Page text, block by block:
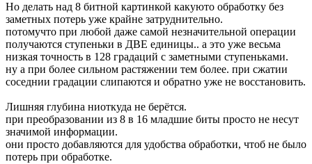
Но делать над 8 битной картинкой какуюто обработку без
заметных потерь уже крайне затруднительно.
потомучто при любой даже самой незначительной операции
получаются ступеньки в ДВЕ единицы.. а это уже весьма
низкая точность в 128 градаций с заметными ступеньками.
ну а при более сильном растяжении тем более. при сжатии
соседнии градации слипаются и обратно уже не восстановить.
Лишняя глубина ниоткуда не берётся.
при преобразовании из 8 в 16 младшие биты просто не несут
значимой информации.
они просто добавляются для удобства обработки, чтоб не было
потерь при обработке.